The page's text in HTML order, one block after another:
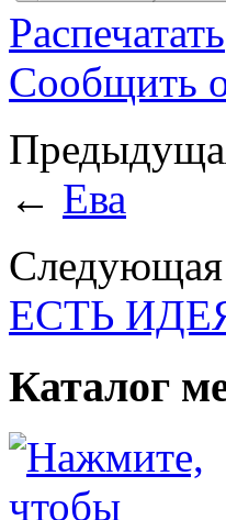
Распечатать
Сообщить
← Ева
ЕСТЬ
Каталог